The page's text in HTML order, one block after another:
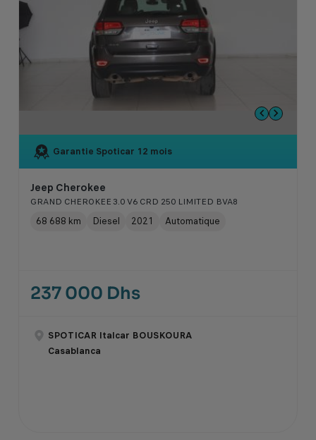
Garantie Spoticar 12 mois
Jeep Cherokee
GRAND CHEROKEE 3.0 V6 CRD 250 LIMITED BVA8
68 688 km Diesel 2021 Automatique
237 000 Dhs
SPOTICAR Italcar BOUSKOURA
Casablanca